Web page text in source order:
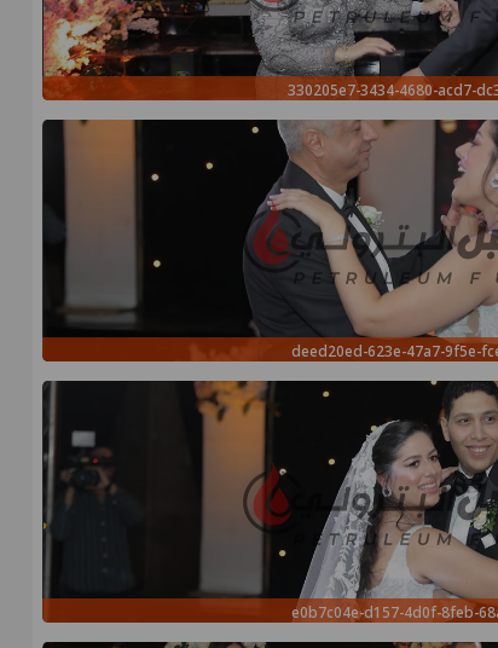
330205e7-3434-4680-acd7-
deed20ed-623e-47a7-9f5e-
e0b7c04e-d157-4d0f-8feb-